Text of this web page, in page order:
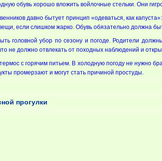
обувь хорошо вложить войлочные стельки. Они
давно бытует принцип «одеваться, как
если слишком жарко. Обувь обязательно должна
головной убор по сезону и погоде. Родители
не должно отвлекать от походных наблюдений и
с горячим питьем. В холодную погоду не нужно
промерзают и могут стать причиной простуды.
прогулки